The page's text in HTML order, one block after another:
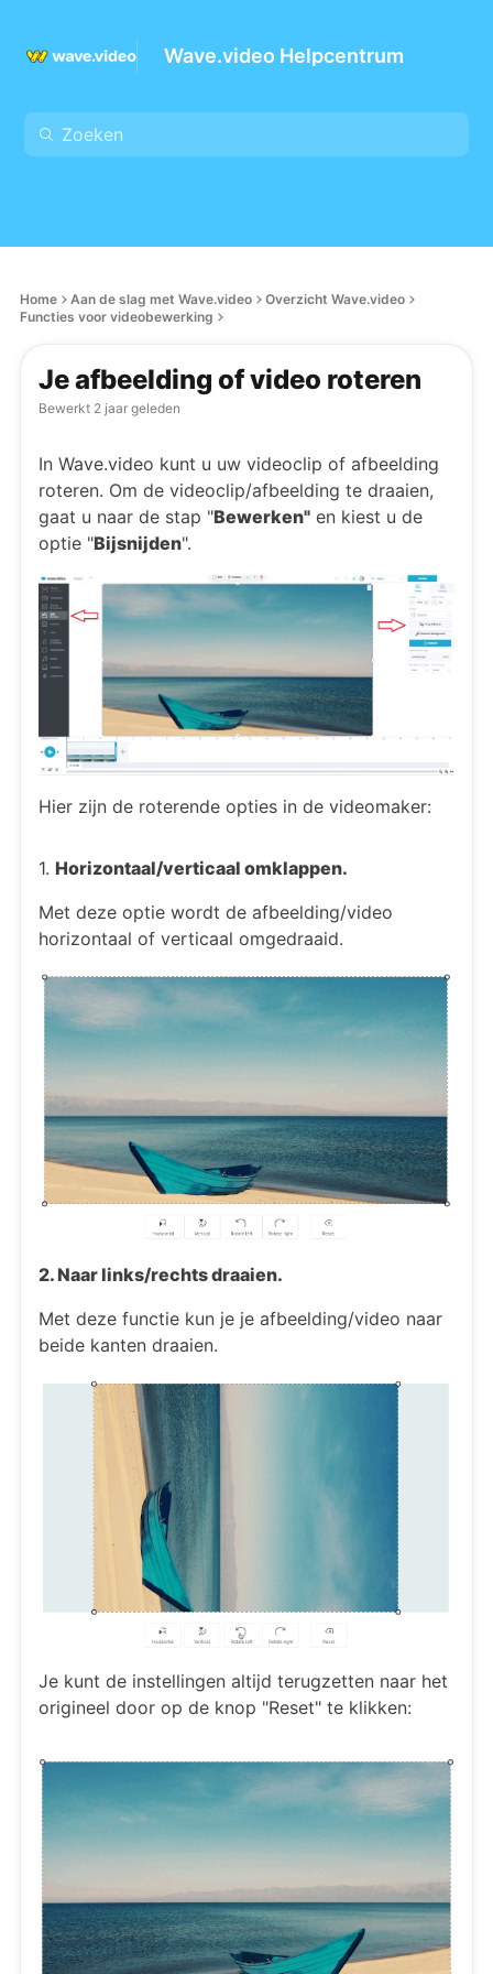
Wave.video Helpcentrum
Home Aan de slag met Wave.video
Overzicht Wave.video
Functies voor videobewerking
Je afbeelding of video roteren
Bewerkt 2 jaar geleden
In Wave.video kunt u uw videoclip of afbeelding
roteren. Om de videoclip/afbeelding te draaien,
gaat u naar de stap "Bewerken" en kiest u de
optie "Bijsnijden".
Hier zijn de roterende opties in de videomaker:
1. Horizontaal/verticaal omklappen.
Met deze optie wordt de afbeelding/video
horizontaal of verticaal omgedraaid.
2. Naar links/rechts draaien.
Met deze functie kun je je afbeelding/video naar
beide kanten draaien.
Je kunt de instellingen altijd terugzetten naar het
origineel door op de knop "Reset" te klikken: